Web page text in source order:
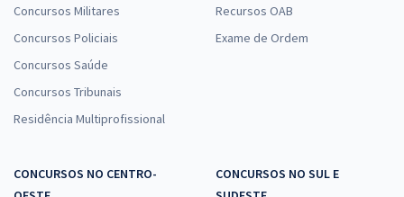
Concursos Militares
Concursos Policiais
Concursos Saúde
Concursos Tribunais
Residência Multiprofissional
Recursos OAB
Exame de Ordem
CONCURSOS NO CENTRO-
CONCURSOS NO SUL E